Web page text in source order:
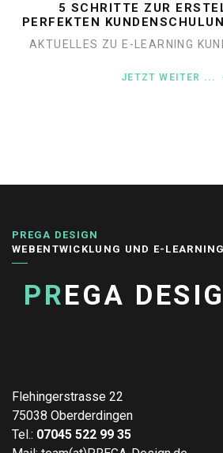
5 SCHRITTE ZUR
PERFEKTEN
AKTUELLES ZU E-LEARNING
JETZT WEITER ...
PREGA DESIGN
WEBENTWICKLUNG UND E-
PREGA
Flehingerstrasse 22
75038 Oberderdingen
Tel.: 07045 522 99 35